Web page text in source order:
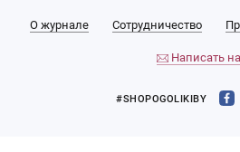
О журнале Сотрудничество
Написать
#SHOPOGOLIKIBY